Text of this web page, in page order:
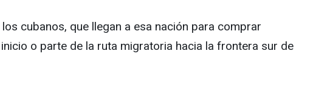
cubanos, que llegan a esa nación para comprar
o parte de la ruta migratoria hacia la frontera sur de